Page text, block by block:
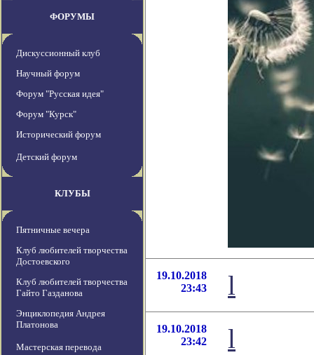
ФОРУМЫ
Дискуссионный клуб
Научный форум
Форум "Русская идея"
Форум "Курск"
Исторический форум
Детский форум
КЛУБЫ
Пятничные вечера
Клуб любителей творчества
Достоевского
Клуб любителей творчества
Гайто Газданова
Энциклопедия Андрея
Платонова
Мастерская перевода
19.10.2018
23:43
l
19.10.2018
23:42
l